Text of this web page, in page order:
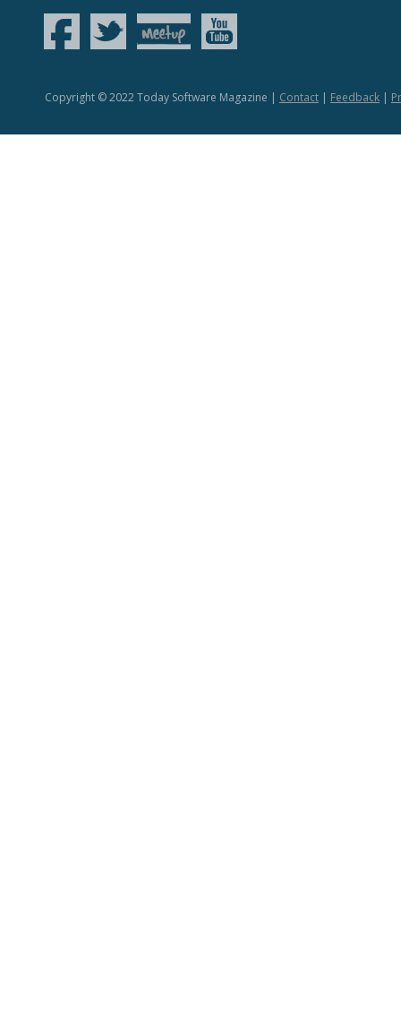
Copyright © 2022 Today Software Magazine | Contact | Feedback |